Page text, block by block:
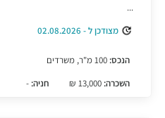
...
מצודכן ל - 02.08.2026
הנכס:
השכרה:
חניה: -